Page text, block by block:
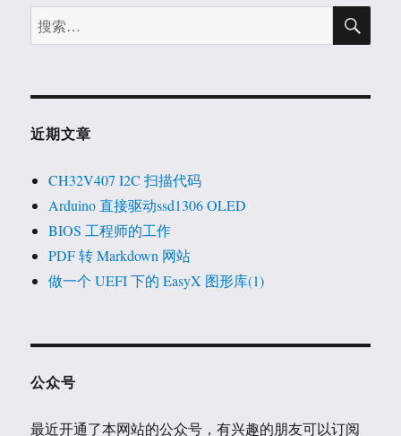
搜
索：
搜
近期文章
CH32V407 I2C 扫描代码
Arduino 直接驱动ssd1306 OLED
BIOS 工程师的工作
PDF 转 Markdown 网站
做一个 UEFI 下的 EasyX 图形库(1)
公众号
最近开通了本网站的公众号，有兴趣的朋友可以订阅